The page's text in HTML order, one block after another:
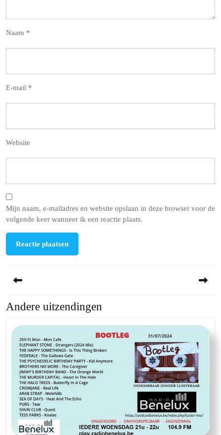
Naam *
E-mail *
Website
Mijn naam, e-mailadres en website opslaan in deze browser voor de
volgende keer wanneer ik een reactie plaats.
Previous
Andere uitzendingen